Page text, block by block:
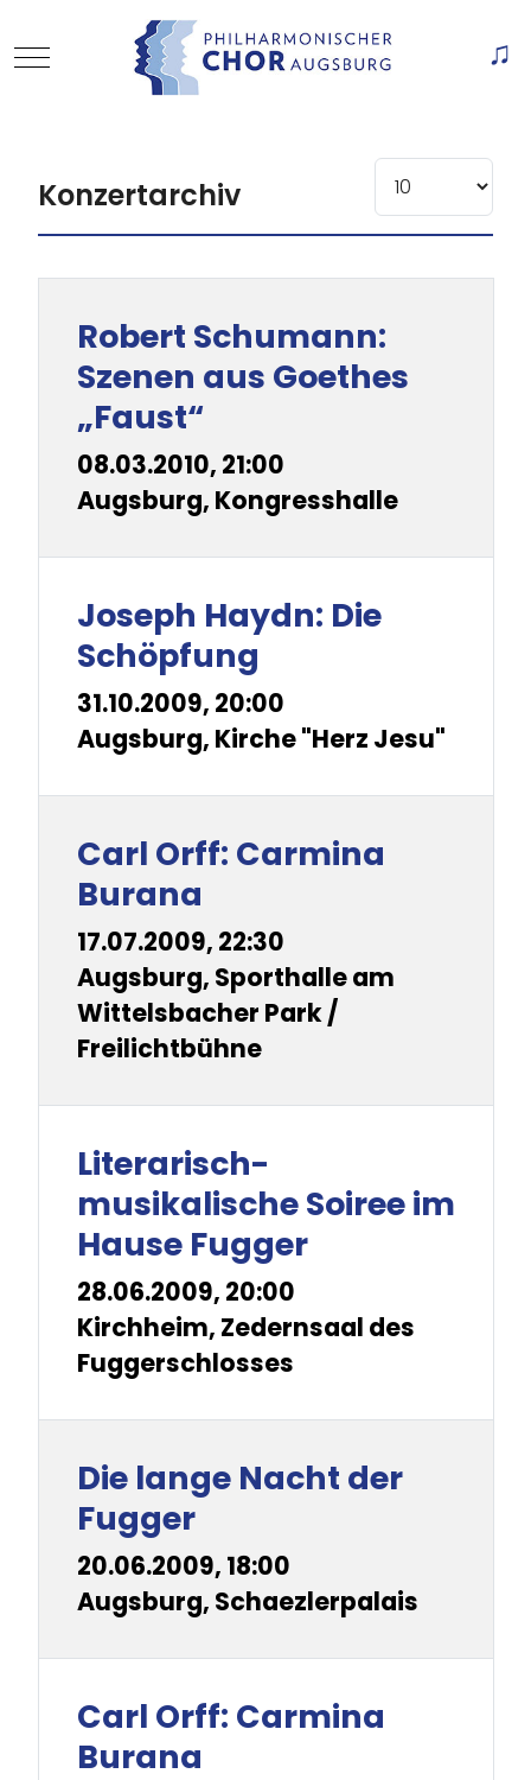
Mobile Menu Toggle
Konzertarchiv
Anzeige #
Beiträge
Titel
Robert Schumann:
Szenen aus Goethes
„Faust“
08.03.2010, 21:00
Augsburg, Kongresshalle
Joseph Haydn: Die
Schöpfung
31.10.2009, 20:00
Augsburg, Kirche "Herz Jesu"
Carl Orff: Carmina
Burana
17.07.2009, 22:30
Augsburg, Sporthalle am
Wittelsbacher Park /
Freilichtbühne
Literarisch-
musikalische Soiree im
Hause Fugger
28.06.2009, 20:00
Kirchheim, Zedernsaal des
Fuggerschlosses
Die lange Nacht der
Fugger
20.06.2009, 18:00
Augsburg, Schaezlerpalais
Carl Orff: Carmina
Burana